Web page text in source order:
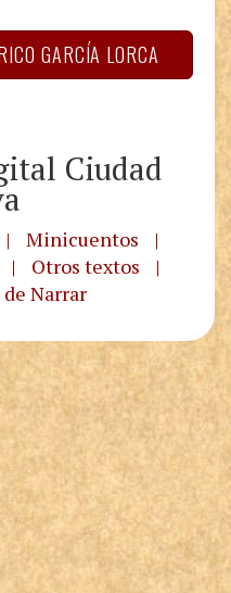
GARCÍA LORCA
Ciudad
| Minicuentos
|
| Otros textos
|
Narrar